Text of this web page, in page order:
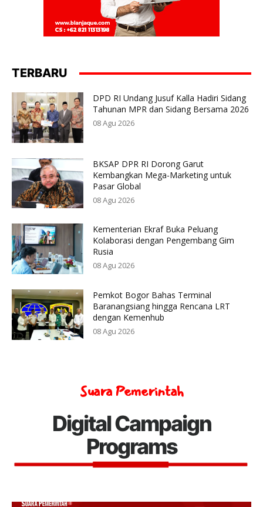
TERBARU
DPD RI Undang Jusuf Kalla Hadiri Sidang
Tahunan MPR dan Sidang Bersama 2026
08 Agu 2026
BKSAP DPR RI Dorong Garut
Kembangkan Mega-Marketing untuk
Pasar Global
08 Agu 2026
Kementerian Ekraf Buka Peluang
Kolaborasi dengan Pengembang Gim
Rusia
08 Agu 2026
Pemkot Bogor Bahas Terminal
Baranangsiang hingga Rencana LRT
dengan Kemenhub
08 Agu 2026
Suara Pemerintah
Digital Campaign
Programs